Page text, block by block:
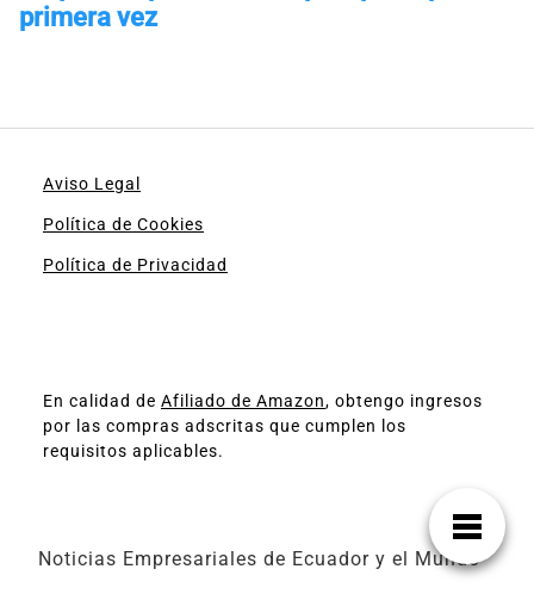
Aviso Legal
Política de Cookies
Política de Privacidad
En calidad de Afiliado de Amazon, obtengo ingresos
por las compras adscritas que cumplen los
requisitos aplicables.
Noticias Empresariales de Ecuador y el Mundo